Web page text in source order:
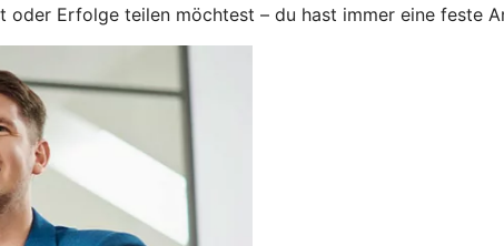
oder Erfolge teilen möchtest – du hast immer eine feste